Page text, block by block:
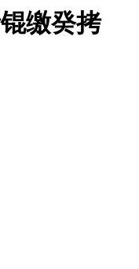
缴癸拷